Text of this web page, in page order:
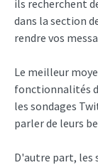
ils recherchent
dans la section
rendre vos
Le meilleur
fonctionnalités
les sondages
parler de leurs
D'autre part, les